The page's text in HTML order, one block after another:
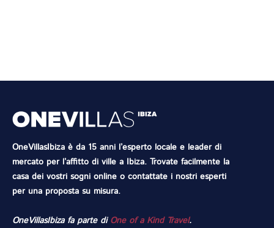
OneVillasIbiza è da 15 anni l’esperto locale e leader di
mercato per l’affitto di ville a Ibiza. Trovate facilmente la
casa dei vostri sogni online o contattate i nostri esperti
per una proposta su misura.
OneVillasIbiza fa parte di One of a Kind Travel.